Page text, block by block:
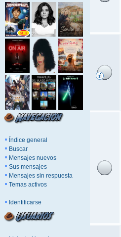
Índice general
Buscar
Mensajes nuevos
Sus mensajes
Mensajes sin respuesta
Temas activos
Identificarse